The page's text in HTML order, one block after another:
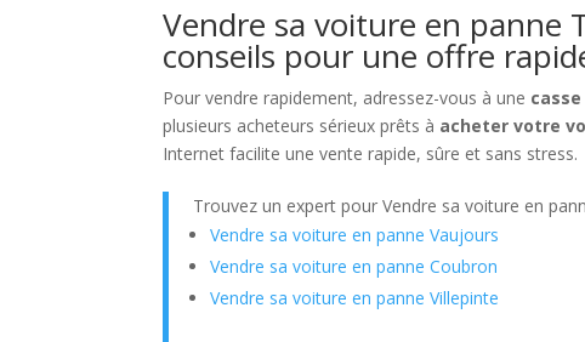
Vendre sa voiture en panne
conseils pour une offre
Pour vendre rapidement, adressez-vous à une
plusieurs acheteurs sérieux prêts à acheter votre
Internet facilite une vente rapide, sûre et sans stress.
Trouvez un expert pour Vendre sa voiture en
Vendre sa voiture en panne Vaujours
Vendre sa voiture en panne Coubron
Vendre sa voiture en panne Villepinte